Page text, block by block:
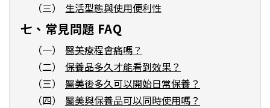
（三）
生活型態與使用便利性
七、常見問題 FAQ
（一）
醫美療程會痛嗎？
（二）
保養品多久才能看到效果？
（三）
醫美後多久可以開始日常保養？
（四）
醫美與保養品可以同時使用嗎？